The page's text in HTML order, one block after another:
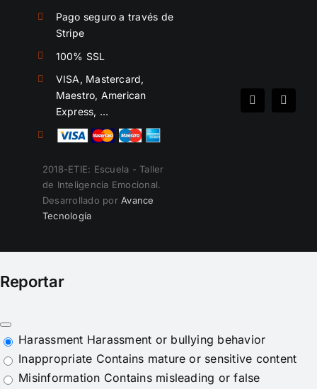
Pago seguro a través de
Stripe
100% SSL
VISA, Mastercard,
Maestro, American
Express, …
2018-ETIE: Escuela - Taller
de Inteligencia Emocional.
Desarrollado porAvance
Tecnología
Spotify
Reportar
Harassment Harassment or bullying behavior
Inappropriate Contains mature or sensitive content
Misinformation Contains misleading or false